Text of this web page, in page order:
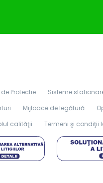
Protectie Sisteme
Mijloace de legătură
calităţii Termeni şi condiţii